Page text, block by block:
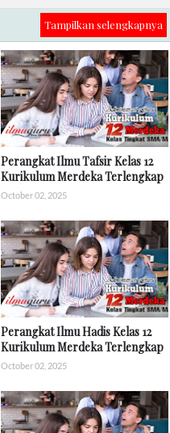
Tampilkan selengkapnya
Perangkat Ilmu Tafsir Kelas 12
Kurikulum Merdeka Terlengkap
October 02, 2025
Perangkat Ilmu Hadis Kelas 12
Kurikulum Merdeka Terlengkap
October 02, 2025